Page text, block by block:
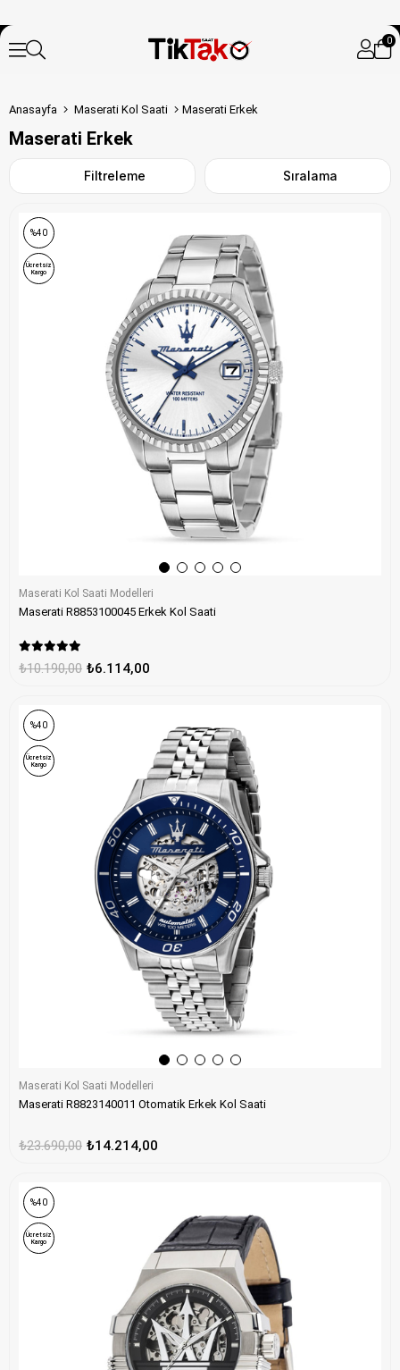
0
Anasayfa Maserati Kol Saati Maserati Erkek
Maserati Erkek
Filtreleme Sıralama
Maserati Kol Saati Modelleri
Maserati R8853100045 Erkek Kol Saati
₺6.114,00
₺10.190,00
%40
Ücretsiz
Kargo
Maserati Kol Saati Modelleri
Maserati R8823140011 Otomatik Erkek Kol Saati
₺14.214,00
₺23.690,00
%40
Ücretsiz
Kargo
%40
Ücretsiz
Kargo